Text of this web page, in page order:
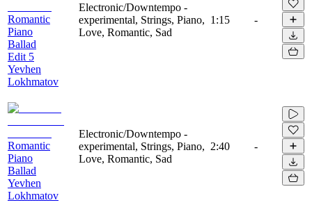
Romantic
Piano
Ballad
Edit 5
Yevhen
Lokhmatov
Electronic/Downtempo -
experimental, Strings, Piano,
Love, Romantic, Sad
1:15 -
Romantic
Piano
Ballad
Yevhen
Lokhmatov
Electronic/Downtempo -
experimental, Strings, Piano,
Love, Romantic, Sad
2:40 -